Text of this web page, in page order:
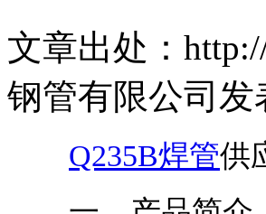
文章出处：
钢管有限公司 发
Q235B焊管供